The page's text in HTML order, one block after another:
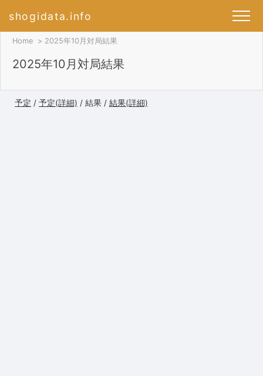
shogidata.info
Home 2025年10月対局結果
2025年10月対局結果
予定 / 予定(詳細) / 結果 / 結果(詳細)